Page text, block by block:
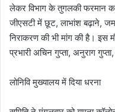
लेकर विभाग के तुगलकी फरमान का
जीएसटी में छूट, लाभांश बढ़ाने,
निराकरण की भी मांग की है। इस
प्रभारी अचिन गुप्ता, अनुराग
लोनिवि मुख्यालय में दिया धरना